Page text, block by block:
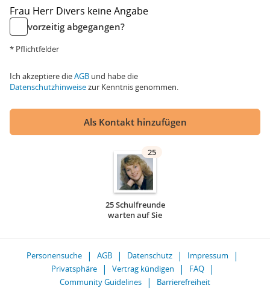
Frau Herr Divers keine Angabe
vorzeitig abgegangen?
* Pflichtfelder
Ich akzeptiere dieAGB und habe die
Datenschutzhinweisezur Kenntnis genommen.
Als Kontakt hinzufügen
25
25 Schulfreunde
warten auf Sie
Personensuche AGB Datenschutz
Impressum
Privatsphäre
Vertrag kündigen
FAQ
Community Guidelines
Barrierefreiheit